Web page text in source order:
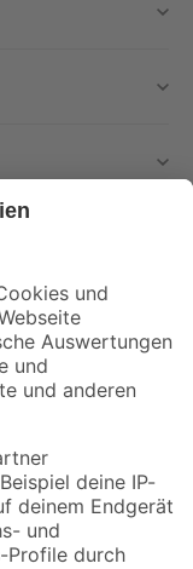
verpassen!